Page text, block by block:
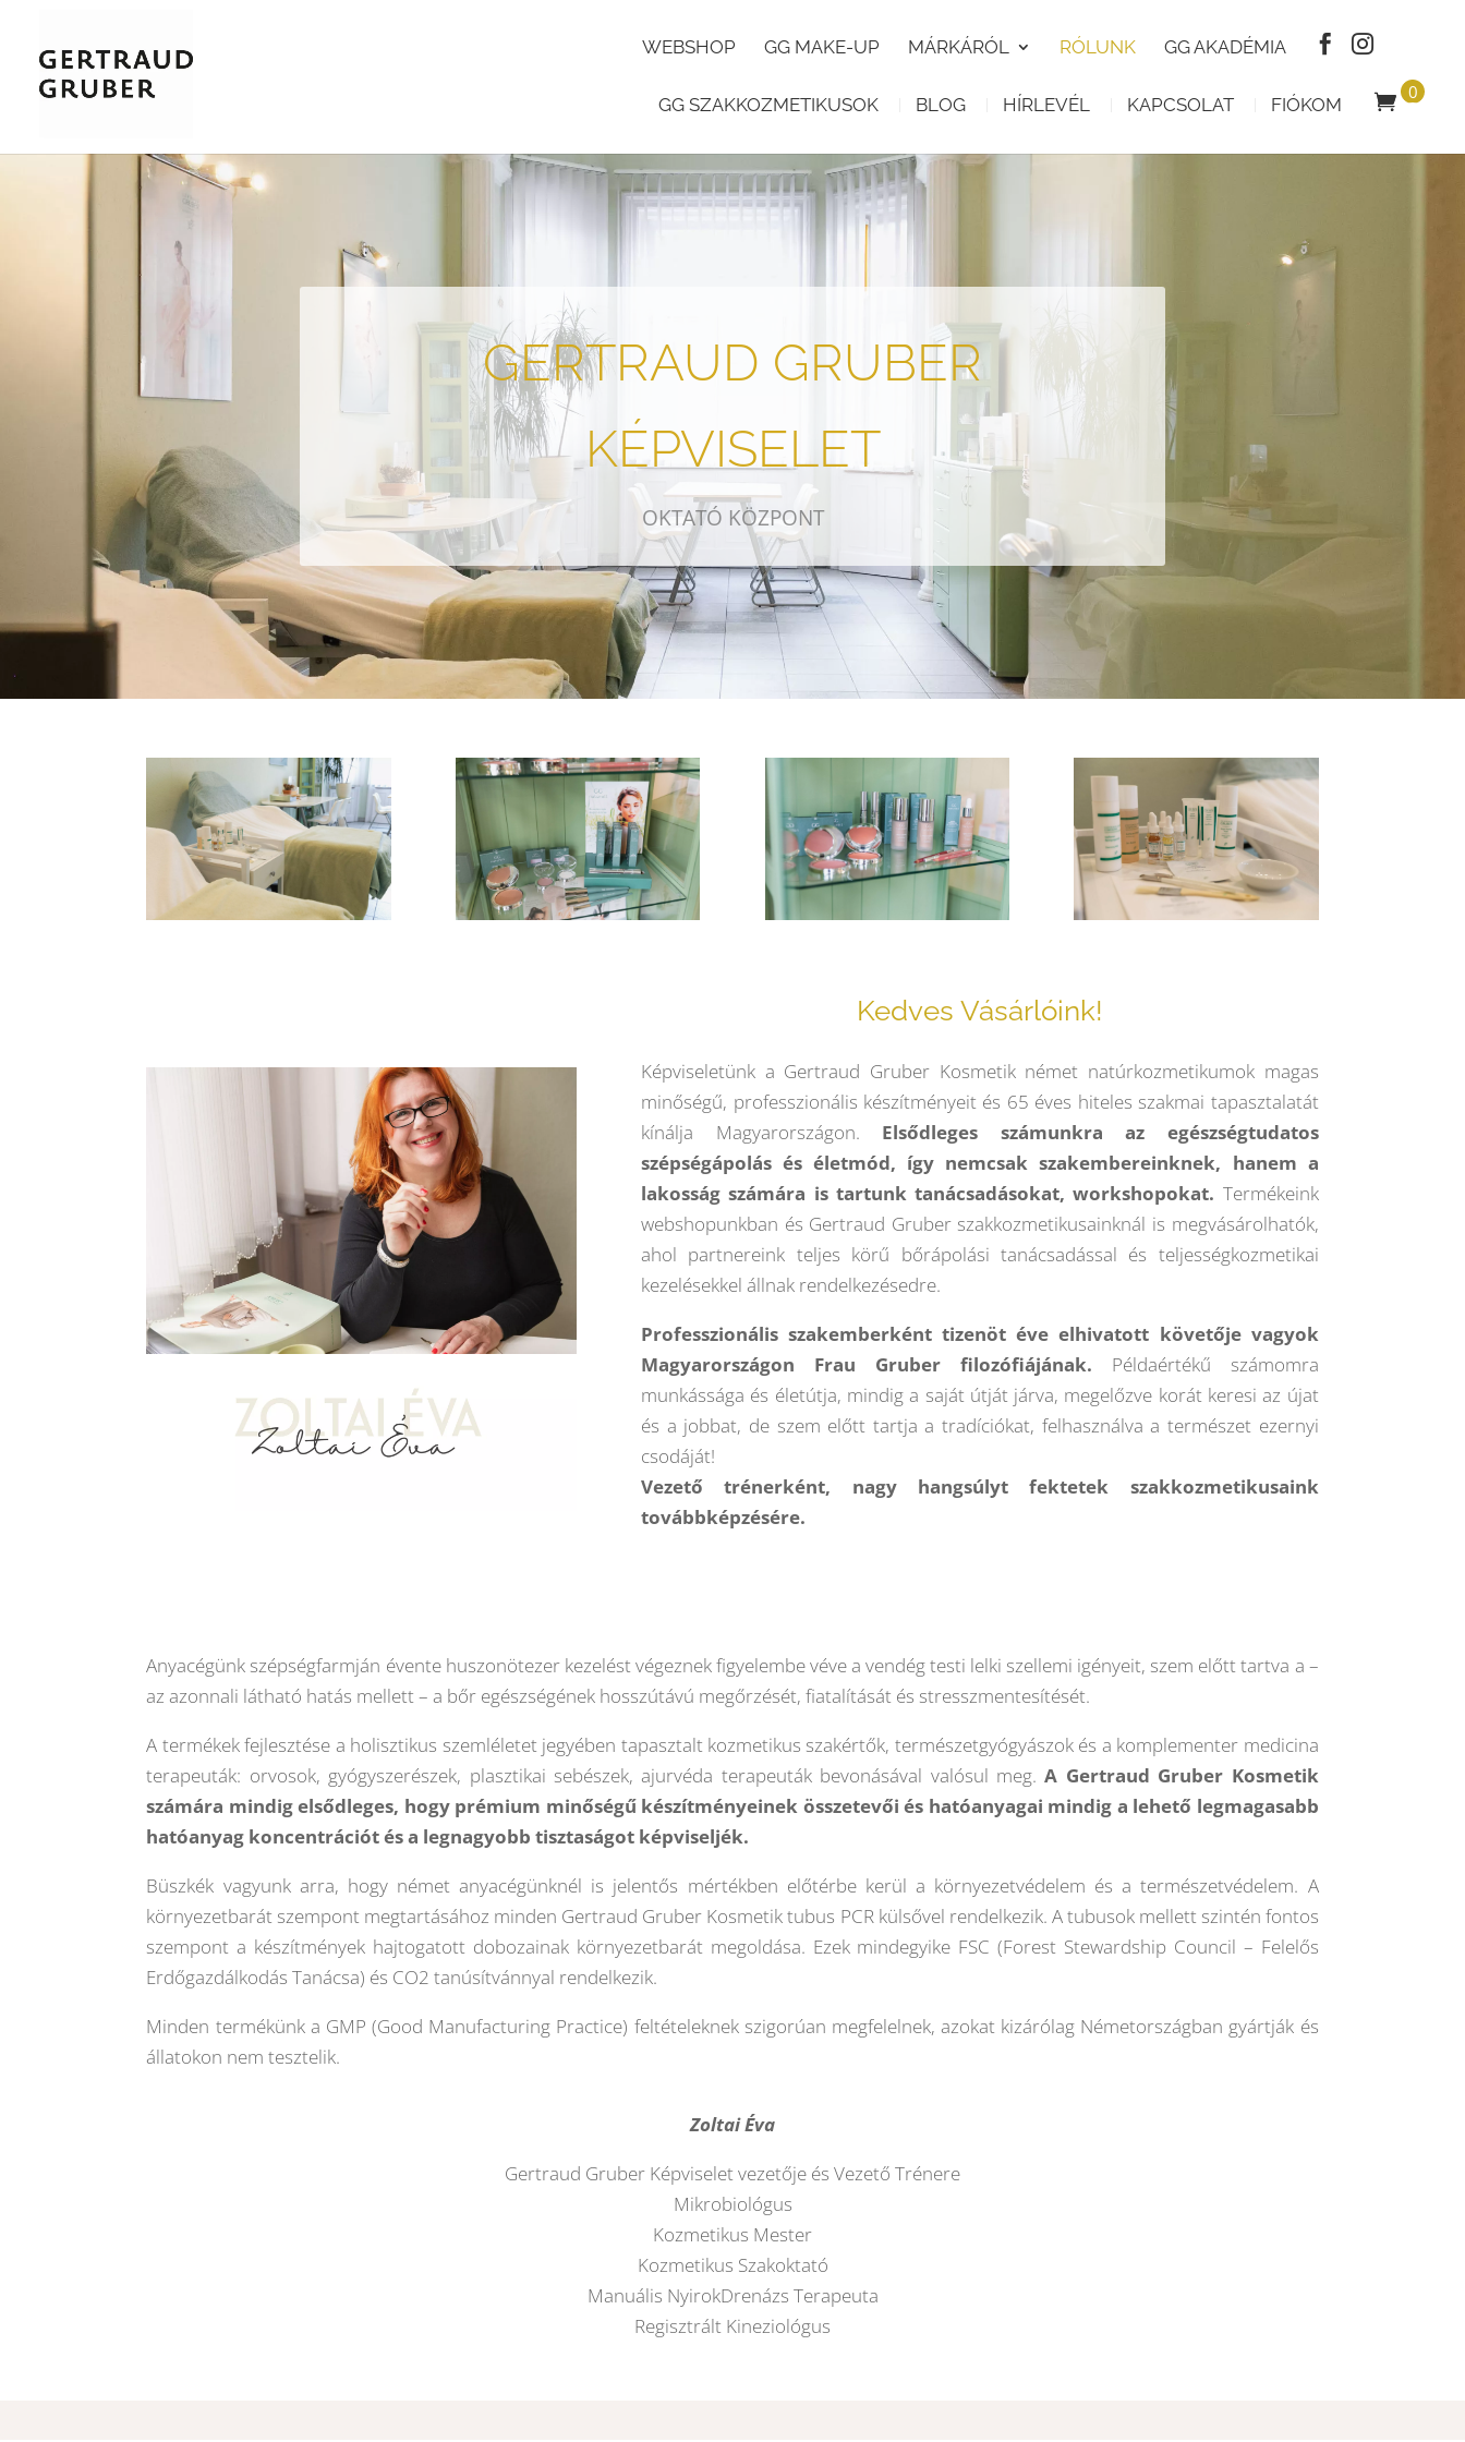
WEBSHOP GG MAKE-UP MÁRKÁRÓL RÓLUNK GG AKADÉMIA
GG SZAKKOZMETIKUSOK BLOG HÍRLEVÉL KAPCSOLAT FIÓKOM
0
T
M
GERTRAUD GRUBER
KÉPVISELET
OKTATÓ KÖZPONT
Kedves Vásárlóink!
Képviseletünk a Gertraud Gruber Kosmetik német natúrkozmetikumok magas
minőségű, professzionális készítményeit és 65 éves hiteles szakmai tapasztalatát
kínálja Magyarországon.
Elsődleges számunkra az egészségtudatos
szépségápolás és életmód, így nemcsak szakembereinknek, hanem a
lakosság számára is tartunk tanácsadásokat, workshopokat. Termékeink
webshopunkban és Gertraud Gruber szakkozmetikusainknál is megvásárolhatók,
ahol partnereink teljes körű bőrápolási tanácsadással és teljességkozmetikai
kezelésekkel állnak rendelkezésedre.
Professzionális szakemberként tizenöt éve elhivatott követője vagyok
Magyarországon Frau Gruber filozófiájának.
Példaértékű számomra
munkássága és életútja, mindig a saját útját járva, megelőzve korát keresi az újat
és a jobbat, de szem előtt tartja a tradíciókat, felhasználva a természet ezernyi
csodáját!
Vezető trénerként, nagy hangsúlyt fektetek szakkozmetikusaink
továbbképzésére.
Anyacégünk szépségfarmján évente huszonötezer kezelést végeznek figyelembe véve a vendég testi lelki szellemi igényeit, szem előtt tartva a –
az azonnali látható hatás mellett – a bőr egészségének hosszútávú megőrzését, fiatalítását és stresszmentesítését.
A termékek fejlesztése a holisztikus szemléletet jegyében tapasztalt kozmetikus szakértők, természetgyógyászok és a komplementer medicina
terapeuták: orvosok, gyógyszerészek, plasztikai sebészek, ajurvéda terapeuták bevonásával valósul meg. A Gertraud Gruber Kosmetik
számára mindig elsődleges, hogy prémium minőségű készítményeinek összetevői és hatóanyagai mindig a lehető legmagasabb
hatóanyag koncentrációt és a legnagyobb tisztaságot képviseljék.
Büszkék vagyunk arra, hogy német anyacégünknél is jelentős mértékben előtérbe kerül a környezetvédelem és a természetvédelem. A
környezetbarát szempont megtartásához minden Gertraud Gruber Kosmetik tubus PCR külsővel rendelkezik. A tubusok mellett szintén fontos
szempont a készítmények hajtogatott dobozainak környezetbarát megoldása. Ezek mindegyike FSC (Forest Stewardship Council – Felelős
Erdőgazdálkodás Tanácsa) és CO2 tanúsítvánnyal rendelkezik.
Minden termékünk a GMP (Good Manufacturing Practice) feltételeknek szigorúan megfelelnek, azokat kizárólag Németországban gyártják és
állatokon nem tesztelik.
Zoltai Éva
Gertraud Gruber Képviselet vezetője és Vezető Trénere
Mikrobiológus
Kozmetikus Mester
Kozmetikus Szakoktató
Manuális NyirokDrenázs Terapeuta
Regisztrált Kineziológus